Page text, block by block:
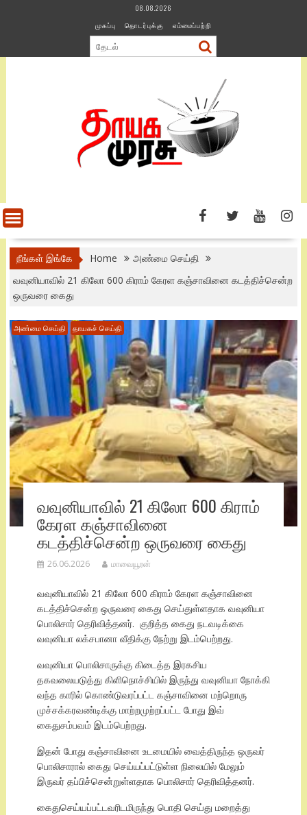
08.08.2026
முகப்பு
தொடர்புக்கு எம்மைப்பற்றி
நீங்கள் இங்கே Home
அண்மை செய்தி
வவுனியாவில் 21 கிலோ 600 கிராம் கேரள கஞ்சாவினை கடத்திச்சென்ற
ஒருவரை கைது
அண்மை செய்தி தாயகச் செய்தி
வவுனியாவில் 21 கிலோ 600 கிராம்
கேரள கஞ்சாவினை
கடத்திச்சென்ற ஒருவரை கைது
26.06.2026 மாவையூரன்
வவுனியாவில் 21 கிலோ 600 கிராம் கேரள கஞ்சாவினை
கடத்திச்சென்ற ஒருவரை கைது செய்துள்ளதாக வவுனியா
பொலிசார் தெரிவித்தனர். குறித்த கைது நடவடிக்கை
வவுனியா லக்சபானா வீதிக்கு நேற்று இடம்பெற்றது.
வவுனியா பொலிசாருக்கு கிடைத்த இரகசிய
தகவலையடுத்து கிளிநொச்சியில் இருந்து வவுனியா நோக்கி
வந்த காரில் கொண்டுவரப்பட்ட கஞ்சாவினை மற்றொரு
முச்சக்கரவண்டிக்கு மாற்றமுற்றப்பட்ட போது இவ்
கைதுசம்பவம் இடம்பெற்றது.
இதன் போது கஞ்சாவினை உடமையில் வைத்திருந்த ஒருவர்
பொலிசாரால் கைது செய்யப்பட்டுள்ள நிலையில் மேலும்
இருவர் தப்பிச்சென்றுள்ளதாக பொலிசார் தெரிவித்தனர்.
கைதுசெய்யப்பட்டவரிடமிருந்து பொதி செய்து மறைத்து